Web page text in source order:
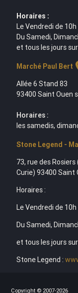
Horaires :
Le Vendredi de 10h
Du Samedi,
et tous les jours sur
Marché Paul Bert
Allée 6 Stand 83
93400 Saint Ouen
Horaires :
les samedis,
Stone Legend -
73, rue des
Curie) 93400 Saint
Horaires :
Le Vendredi de 10h
Du Samedi,
et tous les jours sur
Stone Legend :
Copyright © 2007-2026